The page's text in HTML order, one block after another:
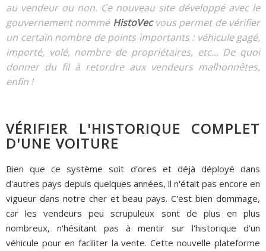
au vendeur ou non. Ce nouveau site développé avec le
gouvernement nommé HistoVecvous permet de vérifier
un certain nombre de points importants : véhicule gagé,
importé, volé, nombre de propriétaires, etc... De quoi
donner du fil à retordre aux vendeurs malhonnêtes,
enfin !
VÉRIFIER L'HISTORIQUE COMPLET
D'UNE VOITURE
Bien que ce système soit d'ores et déjà déployé dans
d'autres pays depuis quelques années, il n'était pas encore en
vigueur dans notre cher et beau pays. C'est bien dommage,
car les vendeurs peu scrupuleux sont de plus en plus
nombreux, n'hésitant pas à mentir sur l'historique d'un
véhicule pour en faciliter la vente. Cette nouvelle plateforme